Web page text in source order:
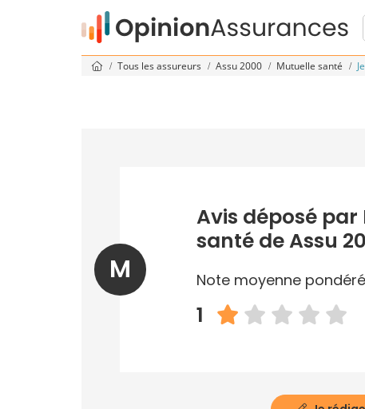
Tous les assureurs Assu 2000 Mutuelle santé
M
Avis déposé
santé de Assu
Note moyenne
1